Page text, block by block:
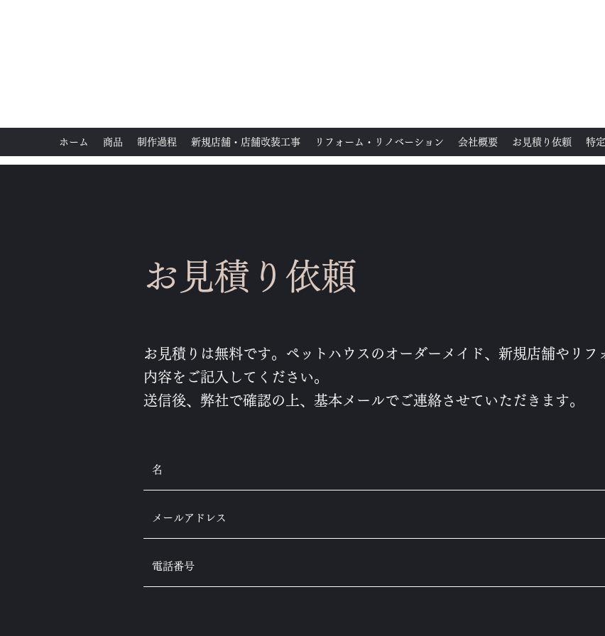
ホーム 商品 制作過程 新規店舗・店舗改装工事 リフォーム・リノベーション 会社概要 お見積り依頼 特
お見積り依頼
お見積りは無料です。ペットハウスのオーダーメイド、新規店舗やリ
内容をご記入してください。
​送信後、弊社で確認の上、基本メールでご連絡させていただきます。